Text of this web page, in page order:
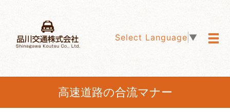
Select Language ▼
メ
高速道路の合流マナー